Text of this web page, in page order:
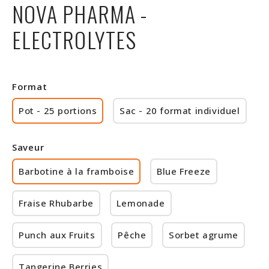
NOVA PHARMA -
ELECTROLYTES
Format
Pot - 25 portions
Sac - 20 format individuel
Saveur
Barbotine à la framboise
Blue Freeze
Fraise Rhubarbe Lemonade
Punch aux Fruits Pêche Sorbet agrume
Tangerine Berries
Rabais